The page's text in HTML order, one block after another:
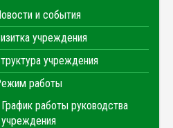
Новости и события
Визитка учреждения
Структура учреждения
Режим работы
График работы руководства
учреждения